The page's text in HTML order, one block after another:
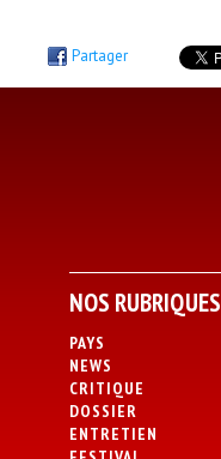
Partager
NOS RUBRIQUES
PAYS
NEWS
CRITIQUE
DOSSIER
ENTRETIEN